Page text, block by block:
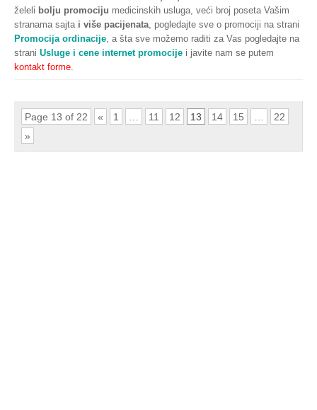
želeli bolju promociju medicinskih usluga, veći broj poseta Vašim
stranama sajta i više pacijenata , pogledajte sve o promociji na strani
Promocija ordinacije , a šta sve možemo raditi za Vas pogledajte na
strani Usluge i cene internet promocije i javite nam se putem
kontakt forme
Page 13 of 22 « 1 … 11 12 13 14 15 …
22
»